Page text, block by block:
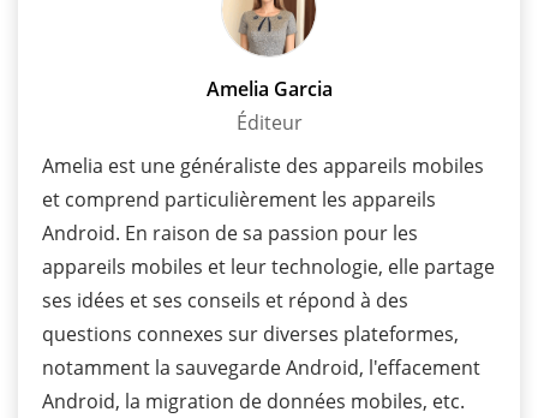
Amelia Garcia
Éditeur
Amelia est une généraliste des appareils mobiles
et comprend particulièrement les appareils
Android. En raison de sa passion pour les
appareils mobiles et leur technologie, elle partage
ses idées et ses conseils et répond à des
questions connexes sur diverses plateformes,
notamment la sauvegarde Android, l'effacement
Android, la migration de données mobiles, etc.